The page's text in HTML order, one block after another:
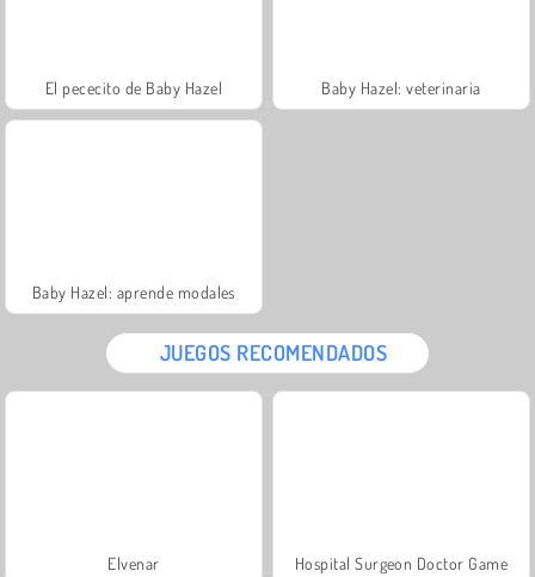
El pececito de Baby Hazel Baby Hazel: veterinaria
Baby Hazel: aprende modales
JUEGOS RECOMENDADOS
Elvenar Hospital Surgeon Doctor Game